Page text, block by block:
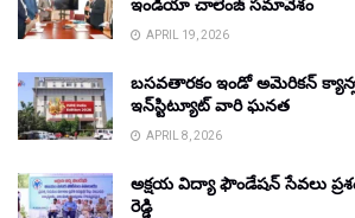
ఇండియా చాలెంజ్ సమావేశం
APRIL 19, 2026
బసవతారకం ఇండో అమెరికన్
ఇన్‌స్టిట్యూట్ వారి ఘనత
APRIL 8, 2026
అక్షయ విద్యా ఫౌండేషన్ సేవలు
రెడ్డి